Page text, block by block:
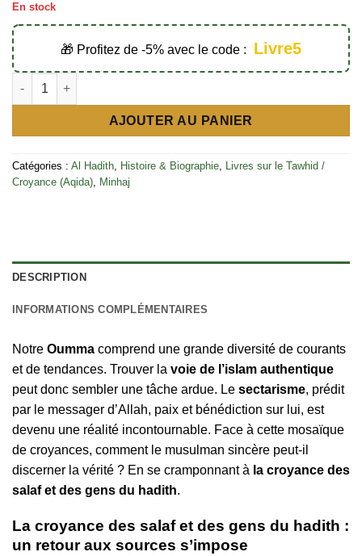
En stock
🎁 Profitez de -5% avec le code : Livre5
quantité de La croyance des salaf et des gens du Hadith -
AJOUTER AU PANIER
Catégories : Al Hadith Histoire & Biographie
Livres sur le Tawhid /
Croyance (Aqida)
Minhaj
DESCRIPTION
INFORMATIONS COMPLÉMENTAIRES
Notre Oumma comprend une grande diversité de courants
et de tendances. Trouver la voie de l’islam authentique
peut donc sembler une tâche ardue. Le sectarisme, prédit
par le messager d’Allah, paix et bénédiction sur lui, est
devenu une réalité incontournable. Face à cette mosaïque
de croyances, comment le musulman sincère peut-il
discerner la vérité ? En se cramponnant à la croyance des
salaf et des gens du hadith.
La croyance des salaf et des gens du hadith :
un retour aux sources s’impose